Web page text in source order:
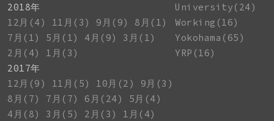
2018年
12月(4)
11月(3) 9月(9)
8月(1)
7月(1)
5月(1) 4月(9)
3月(1)
2月(4)
1月(3)
2017年
12月(9)
11月(5) 10月(2)
9月(3)
8月(7)
7月(7) 6月(24)
5月(4)
4月(8)
3月(5) 2月(3)
1月(4)
University(24)
Working(16)
Yokohama(65)
YRP(16)